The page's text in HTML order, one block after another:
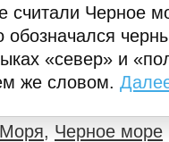
считали Черное
обозначался
«север» и
же словом.
Моря, Черное море